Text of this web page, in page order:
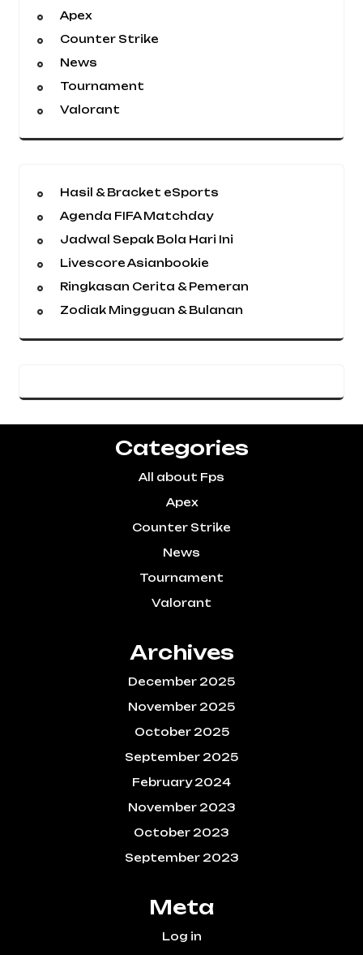
Apex
Counter Strike
News
Tournament
Valorant
Hasil & Bracket eSports
Agenda FIFA Matchday
Jadwal Sepak Bola Hari Ini
Livescore Asianbookie
Ringkasan Cerita & Pemeran
Zodiak Mingguan & Bulanan
Categories
All about Fps
Apex
Counter Strike
News
Tournament
Valorant
Archives
December 2025
November 2025
October 2025
September 2025
February 2024
November 2023
October 2023
September 2023
Meta
Log in